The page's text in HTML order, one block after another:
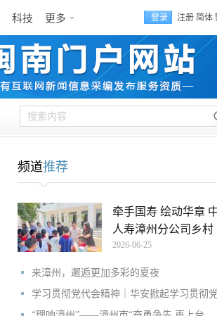
科技 更多 登录 注册 简体
频道推荐
牵手国寿 绘动华章
人寿漳州分公司乡村
2026-06-25
来漳州，邂逅更加多彩的夏夜
学习贯彻党代会精神｜华安掀起学习贯彻